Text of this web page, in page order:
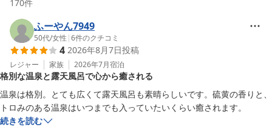
170件
ふーやん7949
50代/女性 |6件のクチコミ
4 2026年8月7日投稿
レジャー 家族 2026年7月宿泊
格別な温泉と露天風呂で心から癒される
温泉は格別。とても広くて露天風呂も素晴らしいです。硫黄の香りと、
トロみのある温泉はいつまでも入っていたいくらい癒されます。
続きを読む